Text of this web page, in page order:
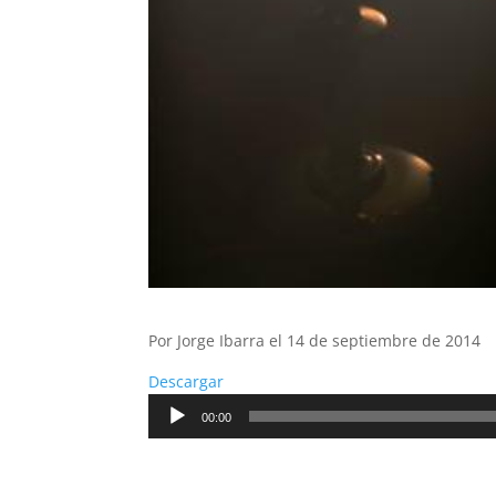
Por Jorge Ibarra el 14 de septiembre de 2014
Descargar
Reproductor
00:00